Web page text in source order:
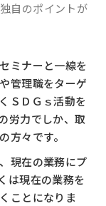
自のポイントが
ミナーと一線を
管理職をターゲ
ＳＤＧｓ活動を
労力でしか、取
方々です。
現在の業務にプ
は現在の業務を
ことになりま